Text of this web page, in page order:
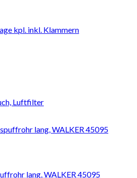
kpl. inkl. Klammern
Luftfilter
lang, WALKER 45095